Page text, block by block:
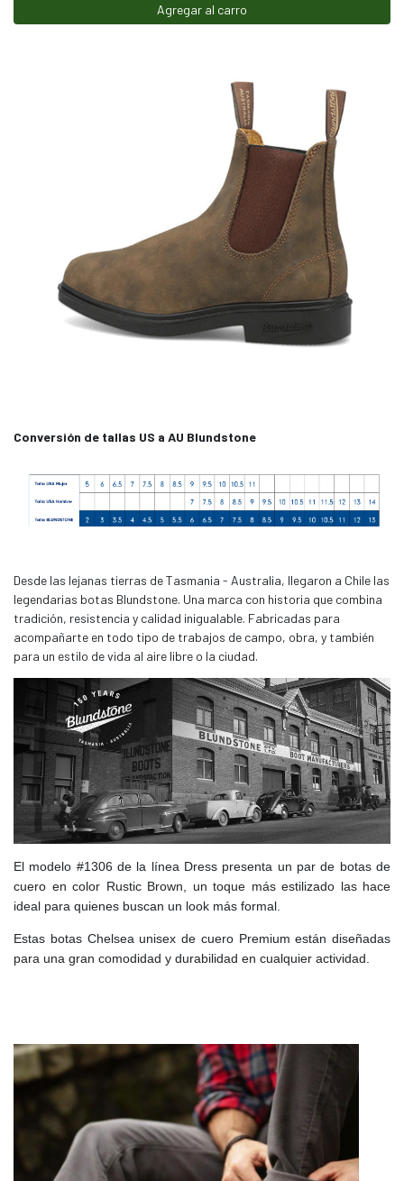
Agregar al carro
Conversión de tallas US a AU Blundstone
Desde las lejanas tierras de Tasmania - Australia, llegaron a Chile las
legendarias botas Blundstone. Una marca con historia que combina
tradición, resistencia y calidad inigualable. Fabricadas para
acompañarte en todo tipo de trabajos de campo, obra, y también
para un estilo de vida al aire libre o la ciudad.
El modelo #1306 de la línea Dress presenta un par de botas de
cuero en color Rustic Brown, un toque más estilizado las hace
ideal para quienes buscan un look más formal.
Estas botas Chelsea unisex de cuero Premium están diseñadas
para una gran comodidad y durabilidad en cualquier actividad.